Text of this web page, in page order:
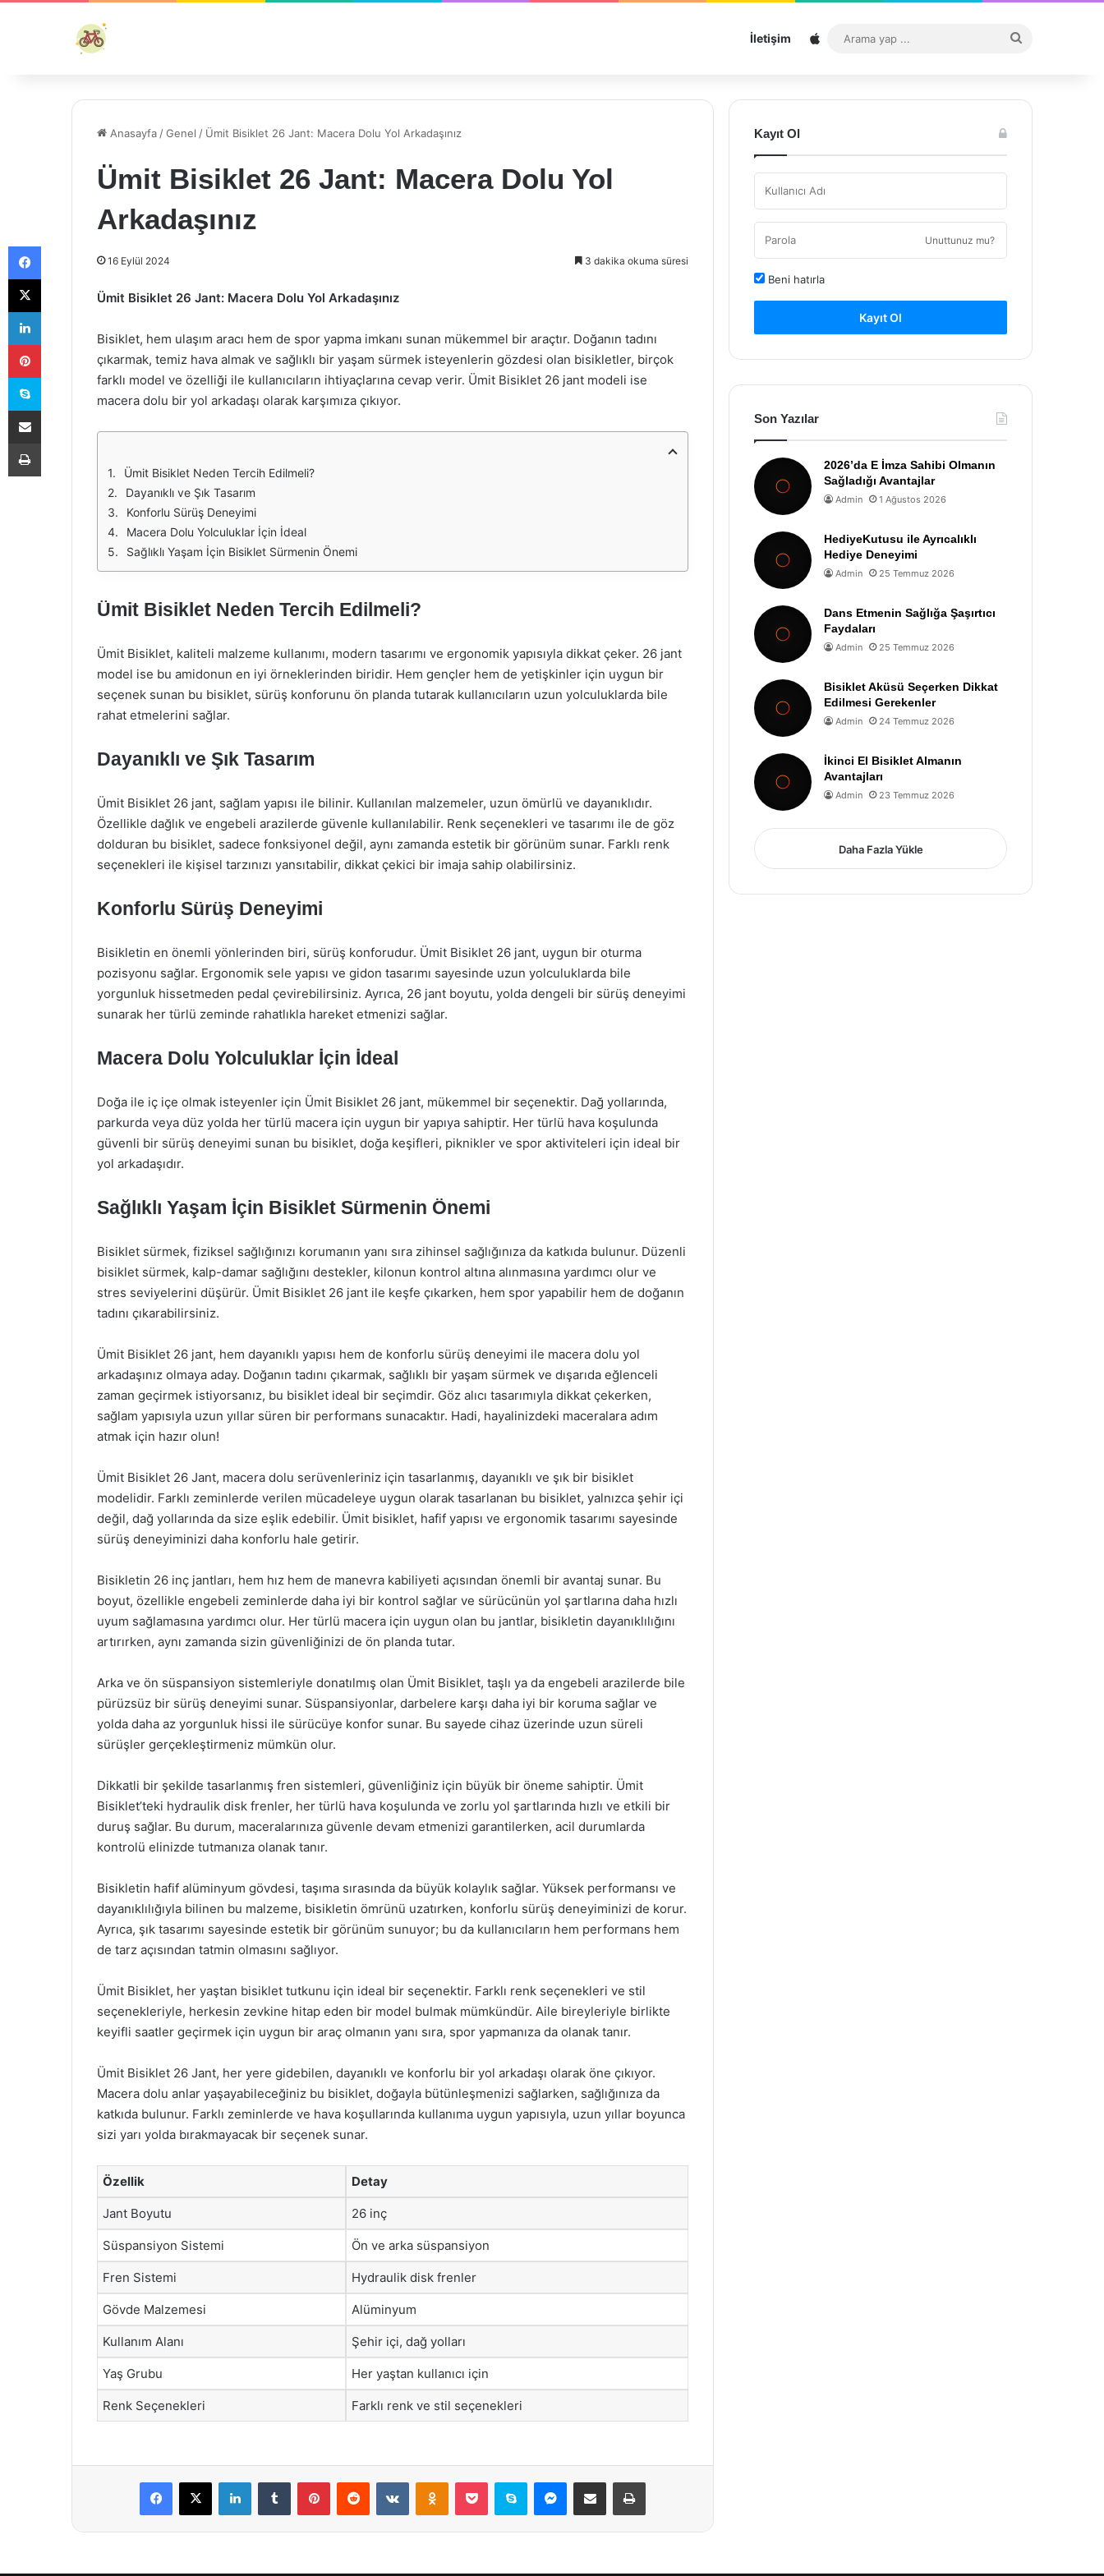
İletişim Sitemap
...
Anasayfa /Genel / Ümit Bisiklet 26 Jant: Macera Dolu Yol Arkadaşınız
Ümit Bisiklet 26 Jant: Macera Dolu Yol
Arkadaşınız
16 Eylül 2024 3 dakika okuma süresi
Ümit Bisiklet 26 Jant: Macera Dolu Yol Arkadaşınız
Bisiklet, hem ulaşım aracı hem de spor yapma imkanı sunan mükemmel bir araçtır. Doğanın tadını
çıkarmak, temiz hava almak ve sağlıklı bir yaşam sürmek isteyenlerin gözdesi olan bisikletler, birçok
farklı model ve özelliği ile kullanıcıların ihtiyaçlarına cevap verir. Ümit Bisiklet 26 jant modeli ise
macera dolu bir yol arkadaşı olarak karşımıza çıkıyor.
Ümit Bisiklet Neden Tercih Edilmeli?
Dayanıklı ve Şık Tasarım
Konforlu Sürüş Deneyimi
Macera Dolu Yolculuklar İçin İdeal
Sağlıklı Yaşam İçin Bisiklet Sürmenin Önemi
Ümit Bisiklet Neden Tercih Edilmeli?
Ümit Bisiklet, kaliteli malzeme kullanımı, modern tasarımı ve ergonomik yapısıyla dikkat çeker. 26 jant
model ise bu amidonun en iyi örneklerinden biridir. Hem gençler hem de yetişkinler için uygun bir
seçenek sunan bu bisiklet, sürüş konforunu ön planda tutarak kullanıcıların uzun yolculuklarda bile
rahat etmelerini sağlar.
Dayanıklı ve Şık Tasarım
Ümit Bisiklet 26 jant, sağlam yapısı ile bilinir. Kullanılan malzemeler, uzun ömürlü ve dayanıklıdır.
Özellikle dağlık ve engebeli arazilerde güvenle kullanılabilir. Renk seçenekleri ve tasarımı ile de göz
dolduran bu bisiklet, sadece fonksiyonel değil, aynı zamanda estetik bir görünüm sunar. Farklı renk
seçenekleri ile kişisel tarzınızı yansıtabilir, dikkat çekici bir imaja sahip olabilirsiniz.
Konforlu Sürüş Deneyimi
Bisikletin en önemli yönlerinden biri, sürüş konforudur. Ümit Bisiklet 26 jant, uygun bir oturma
pozisyonu sağlar. Ergonomik sele yapısı ve gidon tasarımı sayesinde uzun yolculuklarda bile
yorgunluk hissetmeden pedal çevirebilirsiniz. Ayrıca, 26 jant boyutu, yolda dengeli bir sürüş deneyimi
sunarak her türlü zeminde rahatlıkla hareket etmenizi sağlar.
Macera Dolu Yolculuklar İçin İdeal
Doğa ile iç içe olmak isteyenler için Ümit Bisiklet 26 jant, mükemmel bir seçenektir. Dağ yollarında,
parkurda veya düz yolda her türlü macera için uygun bir yapıya sahiptir. Her türlü hava koşulunda
güvenli bir sürüş deneyimi sunan bu bisiklet, doğa keşifleri, piknikler ve spor aktiviteleri için ideal bir
yol arkadaşıdır.
Sağlıklı Yaşam İçin Bisiklet Sürmenin Önemi
Bisiklet sürmek, fiziksel sağlığınızı korumanın yanı sıra zihinsel sağlığınıza da katkıda bulunur. Düzenli
bisiklet sürmek, kalp-damar sağlığını destekler, kilonun kontrol altına alınmasına yardımcı olur ve
stres seviyelerini düşürür. Ümit Bisiklet 26 jant ile keşfe çıkarken, hem spor yapabilir hem de doğanın
tadını çıkarabilirsiniz.
Ümit Bisiklet 26 jant, hem dayanıklı yapısı hem de konforlu sürüş deneyimi ile macera dolu yol
arkadaşınız olmaya aday. Doğanın tadını çıkarmak, sağlıklı bir yaşam sürmek ve dışarıda eğlenceli
zaman geçirmek istiyorsanız, bu bisiklet ideal bir seçimdir. Göz alıcı tasarımıyla dikkat çekerken,
sağlam yapısıyla uzun yıllar süren bir performans sunacaktır. Hadi, hayalinizdeki maceralara adım
atmak için hazır olun!
Ümit Bisiklet 26 Jant, macera dolu serüvenleriniz için tasarlanmış, dayanıklı ve şık bir bisiklet
modelidir. Farklı zeminlerde verilen mücadeleye uygun olarak tasarlanan bu bisiklet, yalnızca şehir içi
değil, dağ yollarında da size eşlik edebilir. Ümit bisiklet, hafif yapısı ve ergonomik tasarımı sayesinde
sürüş deneyiminizi daha konforlu hale getirir.
Bisikletin 26 inç jantları, hem hız hem de manevra kabiliyeti açısından önemli bir avantaj sunar. Bu
boyut, özellikle engebeli zeminlerde daha iyi bir kontrol sağlar ve sürücünün yol şartlarına daha hızlı
uyum sağlamasına yardımcı olur. Her türlü macera için uygun olan bu jantlar, bisikletin dayanıklılığını
artırırken, aynı zamanda sizin güvenliğinizi de ön planda tutar.
Arka ve ön süspansiyon sistemleriyle donatılmış olan Ümit Bisiklet, taşlı ya da engebeli arazilerde bile
pürüzsüz bir sürüş deneyimi sunar. Süspansiyonlar, darbelere karşı daha iyi bir koruma sağlar ve
yolda daha az yorgunluk hissi ile sürücüye konfor sunar. Bu sayede cihaz üzerinde uzun süreli
sürüşler gerçekleştirmeniz mümkün olur.
Dikkatli bir şekilde tasarlanmış fren sistemleri, güvenliğiniz için büyük bir öneme sahiptir. Ümit
Bisiklet’teki hydraulik disk frenler, her türlü hava koşulunda ve zorlu yol şartlarında hızlı ve etkili bir
duruş sağlar. Bu durum, maceralarınıza güvenle devam etmenizi garantilerken, acil durumlarda
kontrolü elinizde tutmanıza olanak tanır.
Bisikletin hafif alüminyum gövdesi, taşıma sırasında da büyük kolaylık sağlar. Yüksek performansı ve
dayanıklılığıyla bilinen bu malzeme, bisikletin ömrünü uzatırken, konforlu sürüş deneyiminizi de korur.
Ayrıca, şık tasarımı sayesinde estetik bir görünüm sunuyor; bu da kullanıcıların hem performans hem
de tarz açısından tatmin olmasını sağlıyor.
Ümit Bisiklet, her yaştan bisiklet tutkunu için ideal bir seçenektir. Farklı renk seçenekleri ve stil
seçenekleriyle, herkesin zevkine hitap eden bir model bulmak mümkündür. Aile bireyleriyle birlikte
keyifli saatler geçirmek için uygun bir araç olmanın yanı sıra, spor yapmanıza da olanak tanır.
Ümit Bisiklet 26 Jant, her yere gidebilen, dayanıklı ve konforlu bir yol arkadaşı olarak öne çıkıyor.
Macera dolu anlar yaşayabileceğiniz bu bisiklet, doğayla bütünleşmenizi sağlarken, sağlığınıza da
katkıda bulunur. Farklı zeminlerde ve hava koşullarında kullanıma uygun yapısıyla, uzun yıllar boyunca
sizi yarı yolda bırakmayacak bir seçenek sunar.
Özellik Detay
Jant Boyutu 26 inç
Süspansiyon Sistemi Ön ve arka süspansiyon
Fren Sistemi Hydraulik disk frenler
Gövde Malzemesi Alüminyum
Kullanım Alanı Şehir içi, dağ yolları
Yaş Grubu Her yaştan kullanıcı için
Renk Seçenekleri Farklı renk ve stil seçenekleri
Facebook
X LinkedInTumblr PinterestReddit VKontakteOdnoklassniki
Pocket Skype Messenger
E-Posta ile paylaş Yazdır
Kayıt Ol
Unuttunuz mu?
Beni hatırla
Kayıt Ol
Son Yazılar
2026’da E İmza Sahibi Olmanın
Sağladığı Avantajlar
Admin 1 Ağustos 2026
HediyeKutusu ile Ayrıcalıklı
Hediye Deneyimi
Admin 25 Temmuz 2026
Dans Etmenin Sağlığa Şaşırtıcı
Faydaları
Admin 25 Temmuz 2026
Bisiklet Aküsü Seçerken Dikkat
Edilmesi Gerekenler
Admin 24 Temmuz 2026
İkinci El Bisiklet Almanın
Avantajları
Admin 23 Temmuz 2026
Daha Fazla Yükle
Facebook
X
LinkedIn
Pinterest
Skype
E-Posta ile paylaş